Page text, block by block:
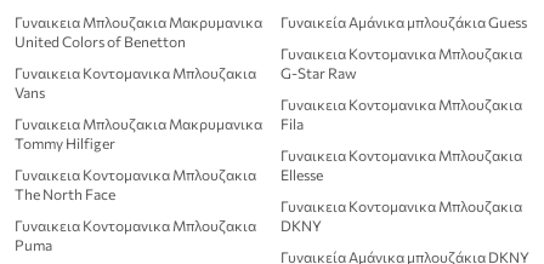
Γυναικεια Μπλουζακια Μακρυμανικα
United Colors of Benetton
Γυναικεια Κοντομανικα Μπλουζακια
Vans
Γυναικεια Μπλουζακια Μακρυμανικα
Tommy Hilfiger
Γυναικεια Κοντομανικα Μπλουζακια
The North Face
Γυναικεια Κοντομανικα Μπλουζακια
Puma
Γυναικεία Αμάνικα μπλουζάκια Guess
Γυναικεια Κοντομανικα Μπλουζακια
G-Star Raw
Γυναικεια Κοντομανικα Μπλουζακια
Fila
Γυναικεια Κοντομανικα Μπλουζακια
Ellesse
Γυναικεια Κοντομανικα Μπλουζακια
DKNY
Γυναικεία Αμάνικα μπλουζάκια DKNY